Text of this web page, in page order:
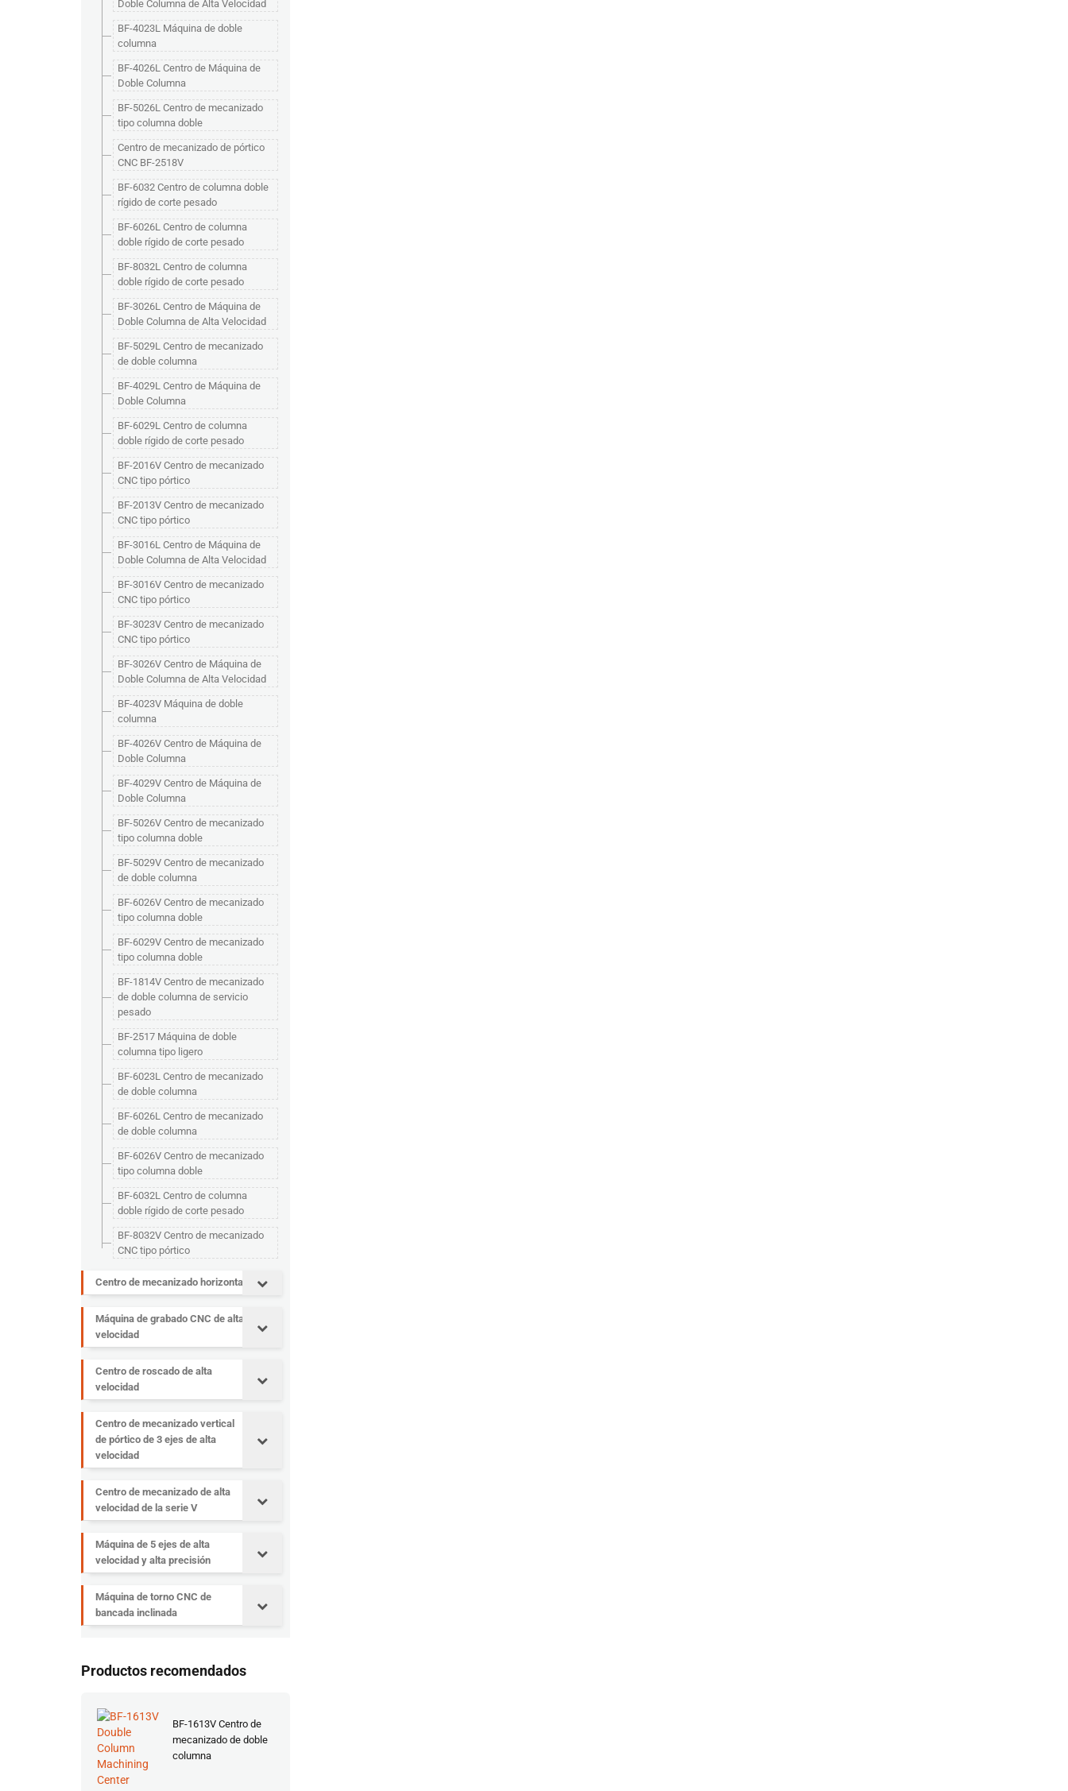
Doble Columna de Alta Velocidad
BF-4023L Máquina de doble
columna
BF-4026L Centro de Máquina de
Doble Columna
BF-5026L Centro de mecanizado
tipo columna doble
Centro de mecanizado de pórtico
CNC BF-2518V
BF-6032 Centro de columna doble
rígido de corte pesado
BF-6026L Centro de columna
doble rígido de corte pesado
BF-8032L Centro de columna
doble rígido de corte pesado
BF-3026L Centro de Máquina de
Doble Columna de Alta Velocidad
BF-5029L Centro de mecanizado
de doble columna
BF-4029L Centro de Máquina de
Doble Columna
BF-6029L Centro de columna
doble rígido de corte pesado
BF-2016V Centro de mecanizado
CNC tipo pórtico
BF-2013V Centro de mecanizado
CNC tipo pórtico
BF-3016L Centro de Máquina de
Doble Columna de Alta Velocidad
BF-3016V Centro de mecanizado
CNC tipo pórtico
BF-3023V Centro de mecanizado
CNC tipo pórtico
BF-3026V Centro de Máquina de
Doble Columna de Alta Velocidad
BF-4023V Máquina de doble
columna
BF-4026V Centro de Máquina de
Doble Columna
BF-4029V Centro de Máquina de
Doble Columna
BF-5026V Centro de mecanizado
tipo columna doble
BF-5029V Centro de mecanizado
de doble columna
BF-6026V Centro de mecanizado
tipo columna doble
BF-6029V Centro de mecanizado
tipo columna doble
BF-1814V Centro de mecanizado
de doble columna de servicio
pesado
BF-2517 Máquina de doble
columna tipo ligero
BF-6023L Centro de mecanizado
de doble columna
BF-6026L Centro de mecanizado
de doble columna
BF-6026V Centro de mecanizado
tipo columna doble
BF-6032L Centro de columna
doble rígido de corte pesado
BF-8032V Centro de mecanizado
CNC tipo pórtico
Centro de mecanizado horizontal
Máquina de grabado CNC de alta
velocidad
Centro de roscado de alta
velocidad
Centro de mecanizado vertical
de pórtico de 3 ejes de alta
velocidad
Centro de mecanizado de alta
velocidad de la serie V
Máquina de 5 ejes de alta
velocidad y alta precisión
Máquina de torno CNC de
bancada inclinada
Productos recomendados
BF-1613V Centro de
mecanizado de doble
columna